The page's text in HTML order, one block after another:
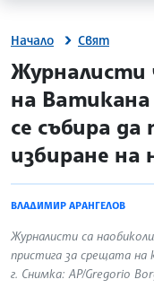
Начало Свят
site.bta
Журналисти
на
се събира
избиране на
ВЛАДИМИР АРАНГЕЛОВ
Журналисти са
пристига за срещата на
г. Снимка: AP/Gregorio